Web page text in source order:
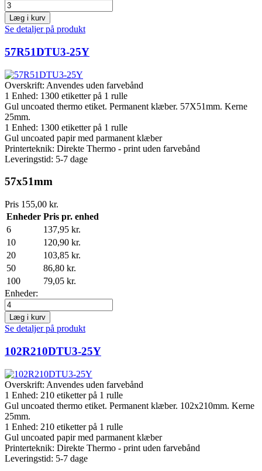
Læg i kurv
Se detaljer på produkt
57R51DTU3-25Y
Overskrift: Anvendes uden farvebånd
1 Enhed: 1300 etiketter på 1 rulle
Gul uncoated thermo etiket. Permanent klæber. 57X51mm. Kerne
25mm.
1 Enhed: 1300 etiketter på 1 rulle
Gul uncoated papir med parmanent klæber
Printerteknik: Direkte Thermo - print uden farvebånd
Leveringstid: 5-7 dage
57x51mm
Pris 155,00 kr.
Enheder Pris pr. enhed
6
137,95 kr.
10
120,90 kr.
20
103,85 kr.
50
86,80 kr.
100
79,05 kr.
Enheder:
Læg i kurv
Se detaljer på produkt
102R210DTU3-25Y
Overskrift: Anvendes uden farvebånd
1 Enhed: 210 etiketter på 1 rulle
Gul uncoated thermo etiket. Permanent klæber. 102x210mm. Kerne
25mm.
1 Enhed: 210 etiketter på 1 rulle
Gul uncoated papir med parmanent klæber
Printerteknik: Direkte Thermo - print uden farvebånd
Leveringstid: 5-7 dage